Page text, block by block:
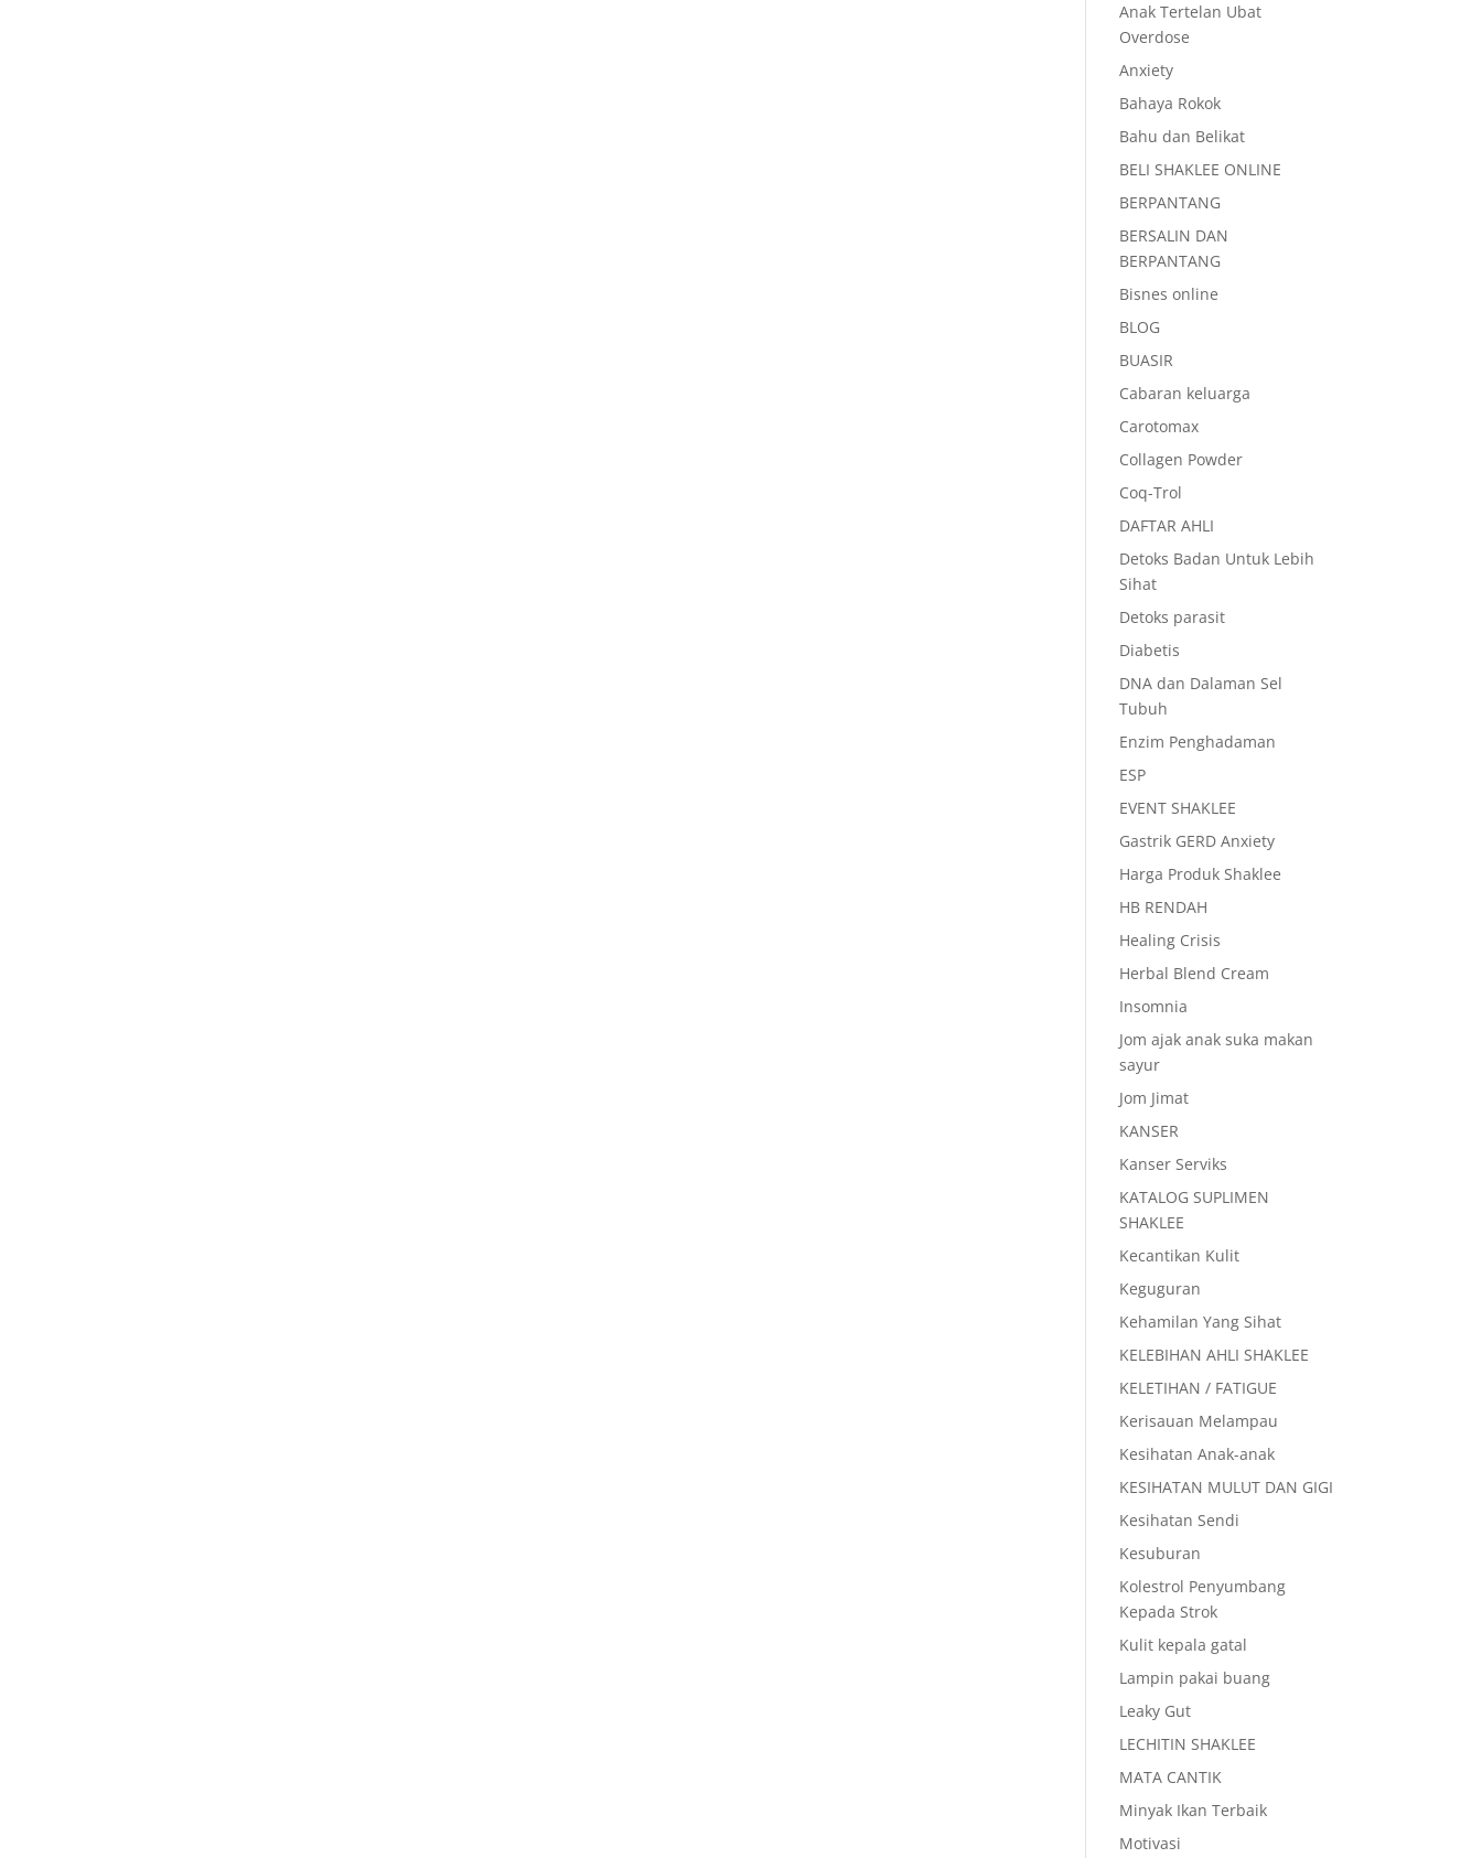
Anak Tertelan Ubat
Overdose
Anxiety
Bahaya Rokok
Bahu dan Belikat
BELI SHAKLEE ONLINE
BERPANTANG
BERSALIN DAN
BERPANTANG
Bisnes online
BLOG
BUASIR
Cabaran keluarga
Carotomax
Collagen Powder
Coq-Trol
DAFTAR AHLI
Detoks Badan Untuk Lebih
Sihat
Detoks parasit
Diabetis
DNA dan Dalaman Sel
Tubuh
Enzim Penghadaman
ESP
EVENT SHAKLEE
Gastrik GERD Anxiety
Harga Produk Shaklee
HB RENDAH
Healing Crisis
Herbal Blend Cream
Insomnia
Jom ajak anak suka makan
sayur
Jom Jimat
KANSER
Kanser Serviks
KATALOG SUPLIMEN
SHAKLEE
Kecantikan Kulit
Keguguran
Kehamilan Yang Sihat
KELEBIHAN AHLI SHAKLEE
KELETIHAN / FATIGUE
Kerisauan Melampau
Kesihatan Anak-anak
KESIHATAN MULUT DAN GIGI
Kesihatan Sendi
Kesuburan
Kolestrol Penyumbang
Kepada Strok
Kulit kepala gatal
Lampin pakai buang
Leaky Gut
LECHITIN SHAKLEE
MATA CANTIK
Minyak Ikan Terbaik
Motivasi